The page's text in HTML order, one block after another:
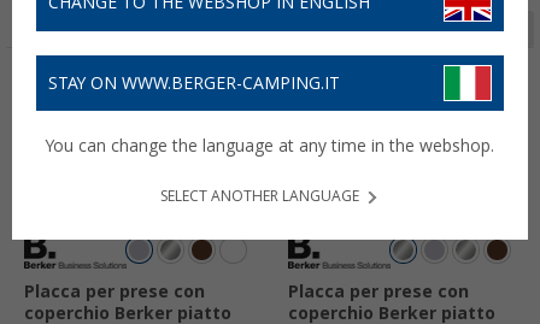
Pagina 1 da 6
Placca per prese con
coperchio Berker piatto
Placca per prese con
coperchio Berker piatto
STAY ON WWW.BERGER-CAMPING.IT
You can change the language at any time in the webshop.
SELECT ANOTHER LANGUAGE